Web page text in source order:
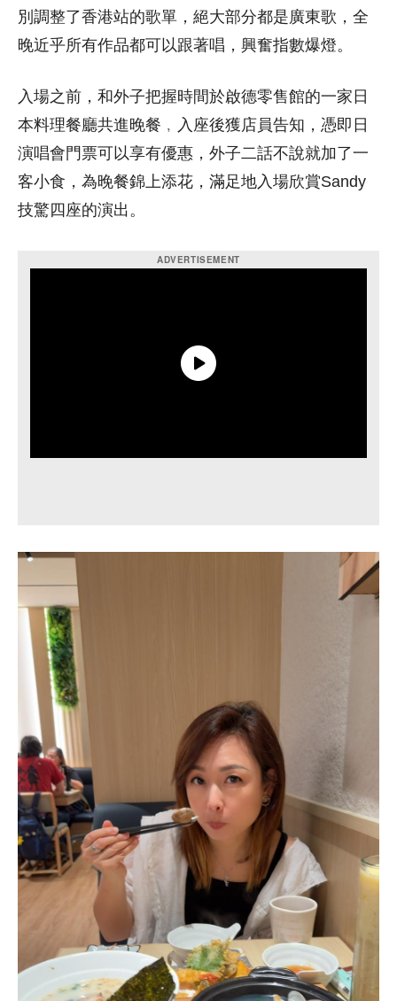
別調整了香港站的歌單，絕大部分都是廣東歌，全
晚近乎所有作品都可以跟著唱，興奮指數爆燈。
入場之前，和外子把握時間於啟德零售館的一家日
本料理餐廳共進晚餐﹐入座後獲店員告知，憑即日
演唱會門票可以享有優惠，外子二話不說就加了一
客小食，為晚餐錦上添花，滿足地入場欣賞Sandy
技驚四座的演出。